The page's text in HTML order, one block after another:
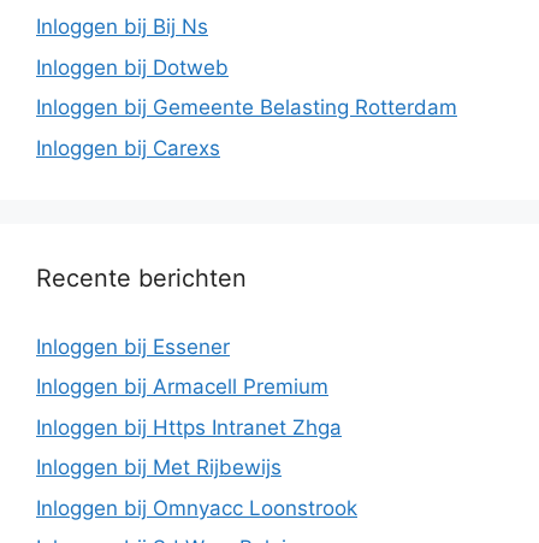
Inloggen bij Bij Ns
Inloggen bij Dotweb
Inloggen bij Gemeente Belasting Rotterdam
Inloggen bij Carexs
Recente berichten
Inloggen bij Essener
Inloggen bij Armacell Premium
Inloggen bij Https Intranet Zhga
Inloggen bij Met Rijbewijs
Inloggen bij Omnyacc Loonstrook